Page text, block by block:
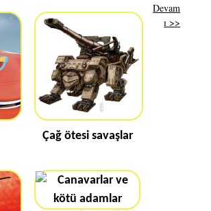
Çağ ötesi savaşlar
Devam
ı >>